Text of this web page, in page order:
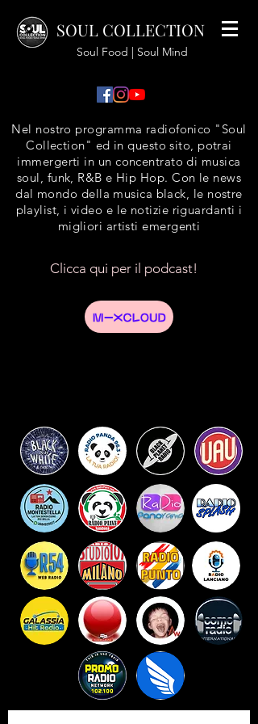
SOUL COLLECTION
Soul Food | Soul Mind
Nel nostro programma radiofonico "Soul
Collection" ed in questo sito, potrai
immergerti in un concentrato di musica
soul, funk, R&B e Hip Hop. Con le news
dal mondo della musica black, le nostre
playlist, i video e le notizie riguardanti i
migliori artisti emergenti
Clicca qui per il podcast!